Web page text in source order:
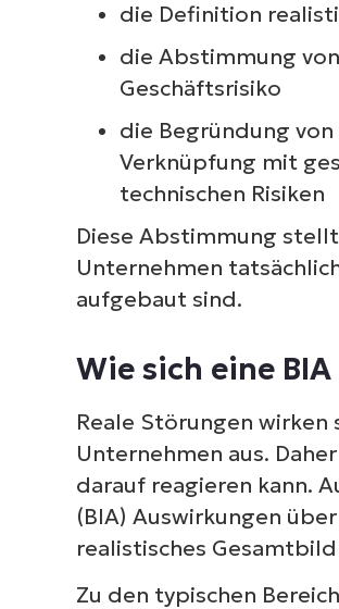
die Definition
die Abstimmung
Geschäftsrisiko
die Begründung
Verknüpfung mit
technischen Risiken
Diese Abstimmung
Unternehmen
aufgebaut sind.
Wie sich eine
Reale Störungen
Unternehmen aus.
darauf reagieren kann.
(BIA) Auswirkungen
realistisches
Zu den typischen